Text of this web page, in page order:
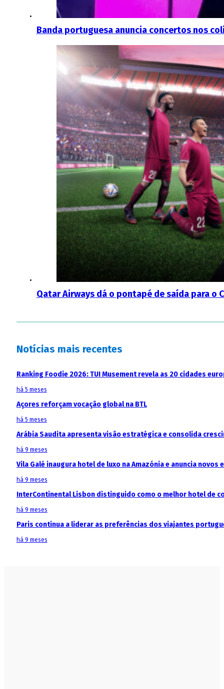
Banda portuguesa anuncia concertos nos
Qatar Airways dá o pontapé de saída para o
Notícias mais recentes
Ranking Foodie 2026: TUI Musement revela as 20 cidades
há 5 meses
Açores reforçam vocação global na BTL
há 5 meses
Arábia Saudita apresenta visão estratégica e consolida
há 9 meses
Vila Galé inaugura hotel de luxo na Amazónia e anuncia
há 9 meses
InterContinental Lisbon distinguido como o melhor hotel de
há 9 meses
Paris continua a liderar as preferências dos viajantes
há 9 meses